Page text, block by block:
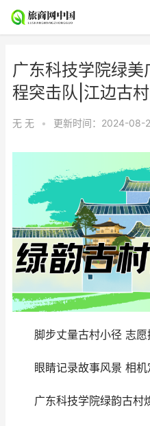
广东科技学院绿
程突击队|江边古
无 无 • 更新时间：2024-08-
脚步丈量古村小径 志愿
眼睛记录故事风景 相机
广东科技学院绿韵古村